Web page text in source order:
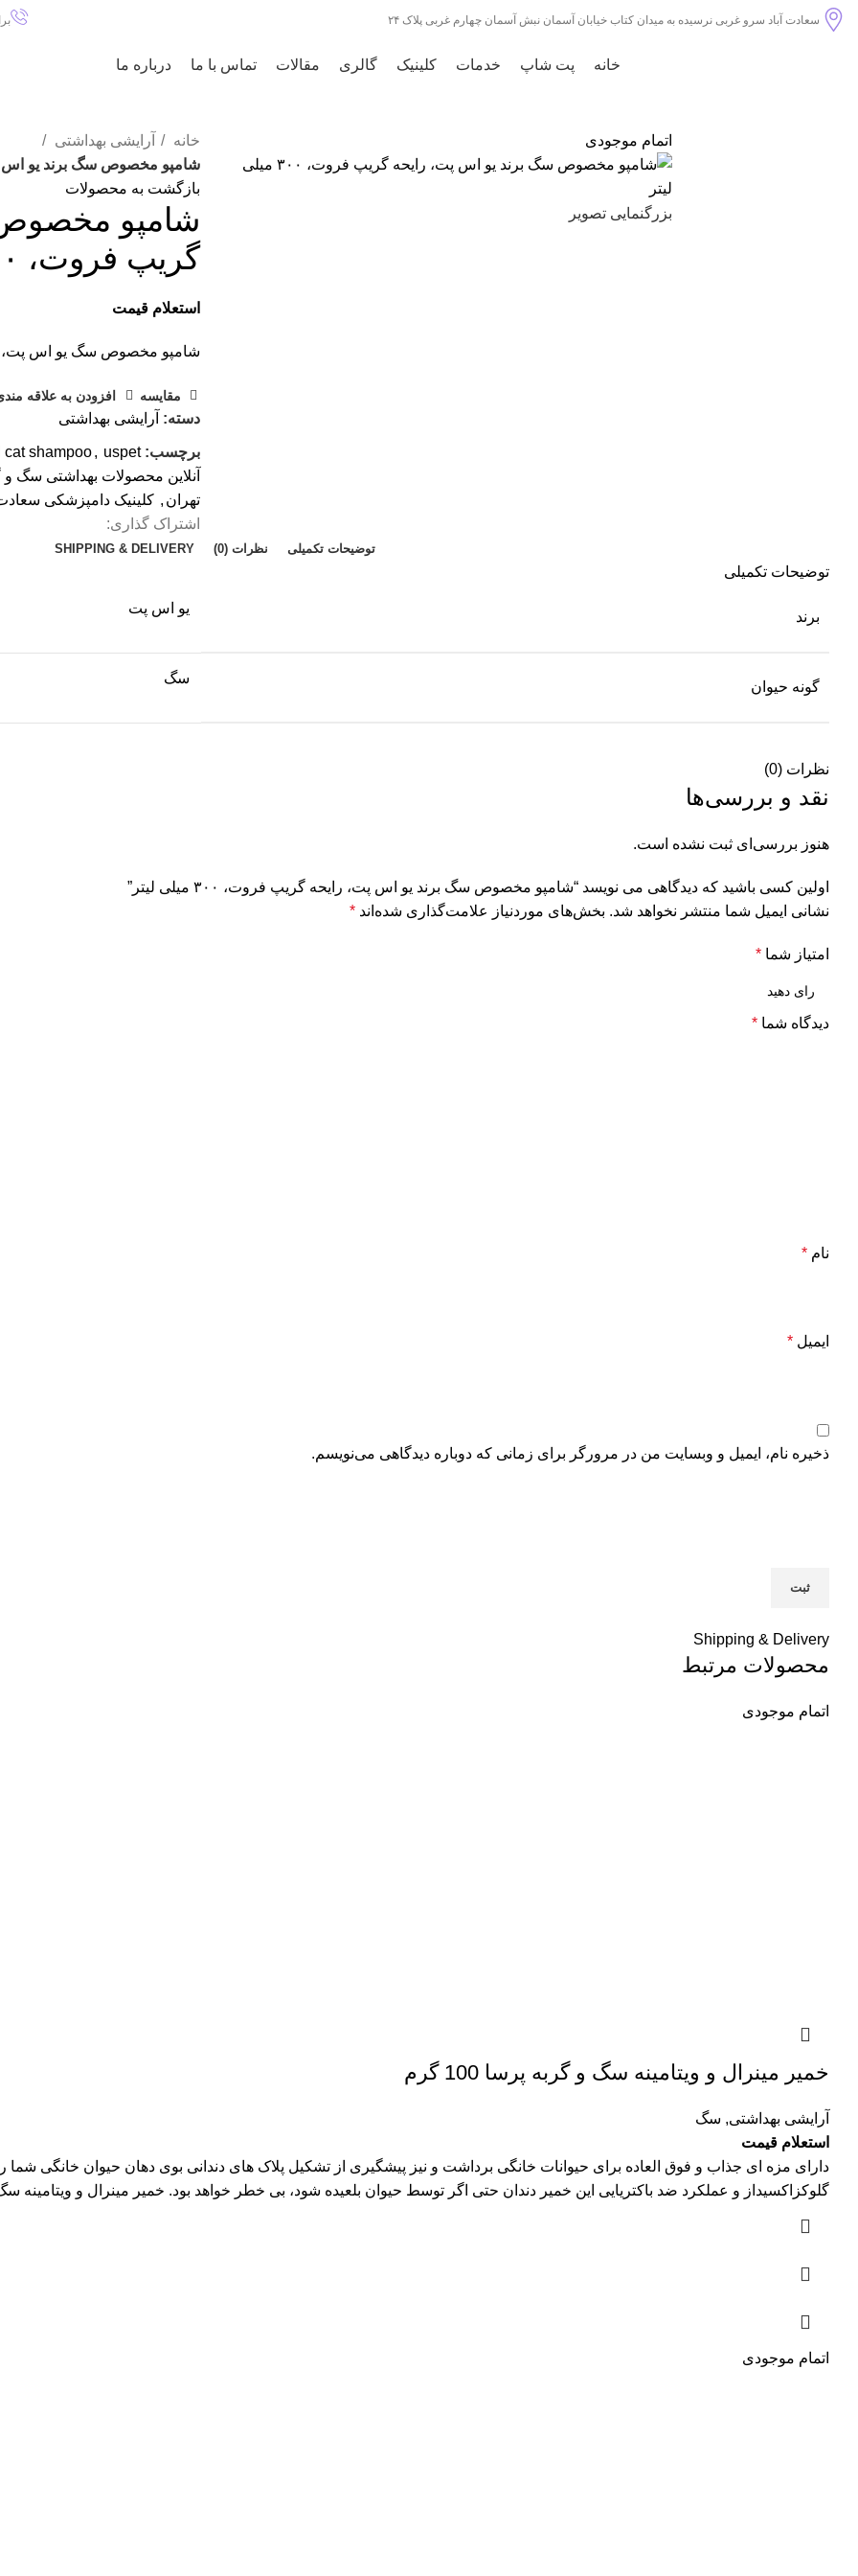
سعادت آباد سرو غربی نرسیده به میدان کتاب خیابان آسمان نبش آسمان چهارم غربی پلاک ۲۴
خانه پت شاپ خدمات کلینیک گالری مقالات تماس با ما درباره ما
اتمام موجودی
بزرگنمایی تصویر
خانه
آرایشی بهداشتی
شامپو مخصوص سگ برند یو اس پت،
بازگشت به محصولات
شامپو
گریپ فروت، ۳۰۰ میلی لیتر
استعلام قیمت
شامپو مخصوص سگ یو اس پت، رایحه
مقایسه افزودن به علاقه
دسته: آرایشی بهداشتی
برچسب: cat shampoo, uspet
آنلاین محصولات بهداشتی سگ و
تهران , کلینیک دامپزشکی سعادت
اشتراک گذاری:
توضیحات تکمیلی نظرات (0) SHIPPING & DELIVERY
توضیحات تکمیلی
برند
یو اس پت
گونه حیوان
سگ
نظرات (0)
نقد و بررسی‌ها
هنوز بررسی‌ای ثبت نشده است.
اولین کسی باشید که دیدگاهی می نویسد “شامپو مخصوص سگ برند یو اس پت، رایحه گریپ فروت، ۳۰۰ میلی لیتر”
نشانی ایمیل شما منتشر نخواهد شد. بخش‌های موردنیاز علامت‌گذاری شده‌اند *
امتیاز شما *
دیدگاه شما *
نام *
ایمیل *
ذخیره نام، ایمیل و وبسایت من در مرورگر برای زمانی که دوباره دیدگاهی می‌نویسم.
Shipping & Delivery
محصولات مرتبط
اتمام موجودی
خمیر مینرال و ویتامینه سگ و گربه پرسا 100 گرم
آرایشی بهداشتی, سگ
استعلام قیمت
دارای مزه ای جذاب و فوق العاده برای حیوانات خانگی برداشت و نیز پیشگیری از تشکیل پلاک های دندانی بوی دهان حیوان خانگی شما
گلوکزاکسیداز و عملکرد ضد باکتریایی این خمیر دندان حتی اگر توسط حیوان بلعیده شود، بی خطر خواهد بود. خمیر مینرال و ویتامینه سگ و
اتمام موجودی